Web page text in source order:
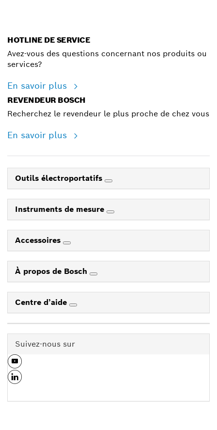
HOTLINE DE SERVICE
Avez-vous des questions concernant nos produits ou
services?
En savoir plus
REVENDEUR BOSCH
Recherchez le revendeur le plus proche de chez vous
En savoir plus
Outils électroportatifs
Instruments de mesure
Accessoires
À propos de Bosch
Centre d’aide
Suivez-nous sur